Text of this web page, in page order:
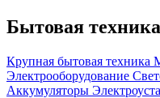
Бытовая техника
Крупная бытовая техника
Электрооборудование
Аккумуляторы